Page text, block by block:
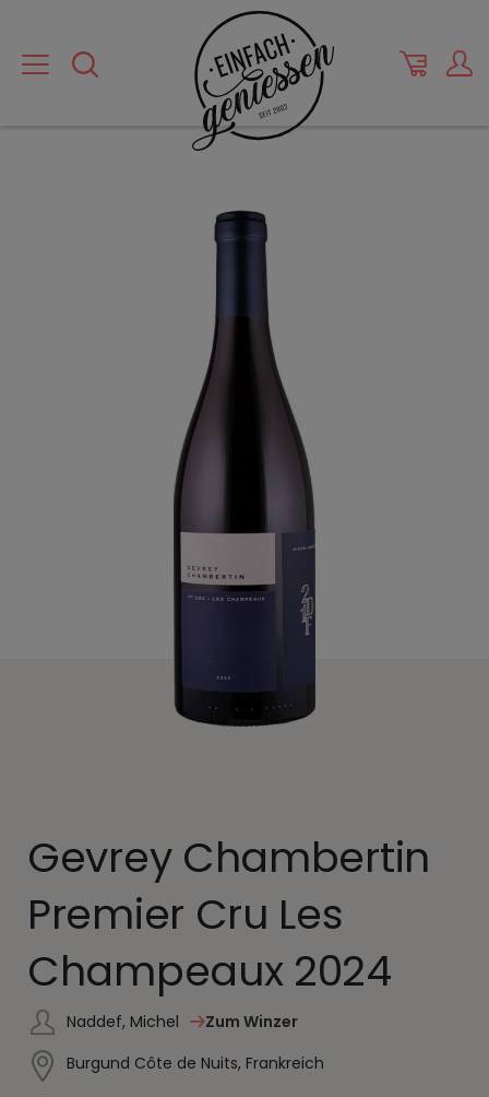
Gevrey Chambertin
Premier Cru Les
Champeaux 2024
Naddef, Michel
Zum Winzer
Burgund Côte de Nuits, Frankreich